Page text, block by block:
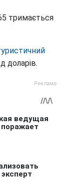
тримається
доларів.